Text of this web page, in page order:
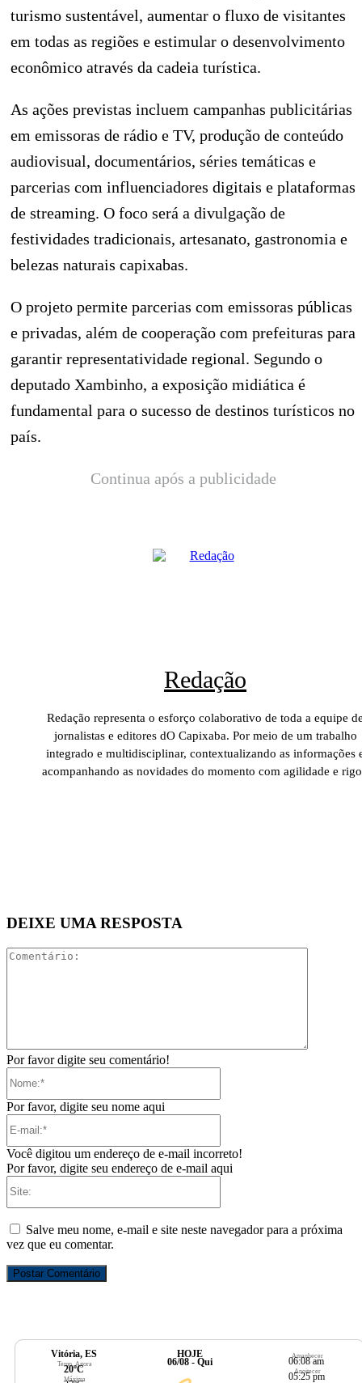
turismo sustentável, aumentar o fluxo de visitantes
em todas as regiões e estimular o desenvolvimento
econômico através da cadeia turística.
As ações previstas incluem campanhas publicitárias
em emissoras de rádio e TV, produção de conteúdo
audiovisual, documentários, séries temáticas e
parcerias com influenciadores digitais e plataformas
de streaming. O foco será a divulgação de
festividades tradicionais, artesanato, gastronomia e
belezas naturais capixabas.
O projeto permite parcerias com emissoras públicas
e privadas, além de cooperação com prefeituras para
garantir representatividade regional. Segundo o
deputado Xambinho, a exposição midiática é
fundamental para o sucesso de destinos turísticos no
país.
Continua após a publicidade
Redação
Redação representa o esforço colaborativo de toda a equipe
jornalistas e editores dO Capixaba. Por meio de um trabalho
integrado e multidisciplinar, contextualizando as informações
acompanhando as novidades do momento com agilidade e
DEIXE UMA RESPOSTA
Por favor digite seu comentário!
Por favor, digite seu nome aqui
Você digitou um endereço de e-mail incorreto!
Por favor, digite seu endereço de e-mail aqui
Salve meu nome, e-mail e site neste navegador para a próxima
vez que eu comentar.
Vitória, ES
Temp. Agora
20ºC
Máxima
HOJE
06/08 - Qui
Amanhecer
06:08 am
Anoitecer
05:25 pm